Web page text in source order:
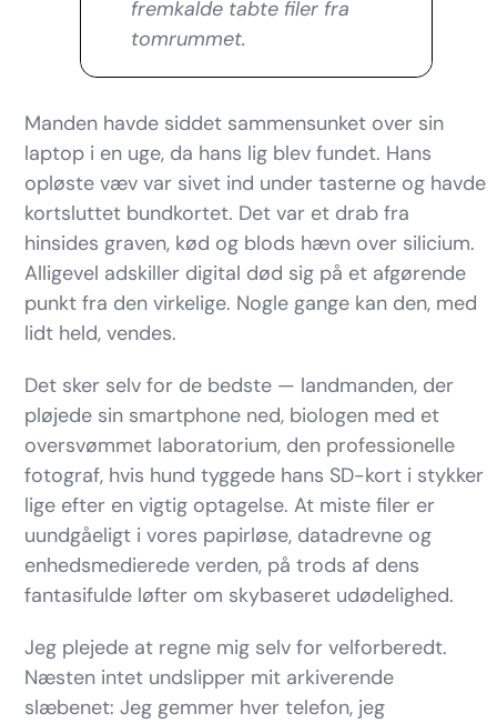
fremkalde tabte filer fra
tomrummet.
Manden havde siddet sammensunket over sin
laptop i en uge, da hans lig blev fundet. Hans
opløste væv var sivet ind under tasterne og havde
kortsluttet bundkortet. Det var et drab fra
hinsides graven, kød og blods hævn over silicium.
Alligevel adskiller digital død sig på et afgørende
punkt fra den virkelige. Nogle gange kan den, med
lidt held, vendes.
Det sker selv for de bedste — landmanden, der
pløjede sin smartphone ned, biologen med et
oversvømmet laboratorium, den professionelle
fotograf, hvis hund tyggede hans SD-kort i stykker
lige efter en vigtig optagelse. At miste filer er
uundgåeligt i vores papirløse, datadrevne og
enhedsmedierede verden, på trods af dens
fantasifulde løfter om skybaseret udødelighed.
Jeg plejede at regne mig selv for velforberedt.
Næsten intet undslipper mit arkiverende
slæbenet: Jeg gemmer hver telefon, jeg